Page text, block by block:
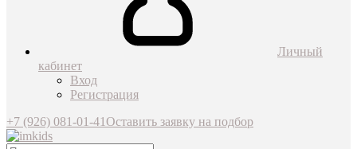
Личный
кабинет
Вход
Регистрация
+7 (926) 081-01-41Оставить заявку на подбор